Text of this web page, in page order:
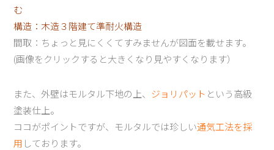
む
構造：木造３階建て準耐火構造
間取：ちょっと見にくくてすみませんが図面を載せます。
(画像をクリックすると大きくなり見やすくなります）
また、外壁はモルタル下地の上、 ジョリパット という高級
塗装仕上。
ココがポイントですが、モルタルでは珍しい通気工法を採
用 しております。